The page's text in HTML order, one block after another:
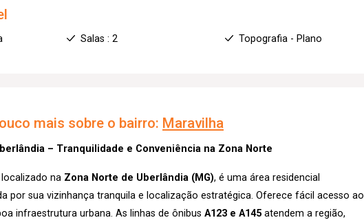
Salas : 2 Topografia - Plano
mais sobre o bairro: Maravilha
– Tranquilidade e Conveniência na Zona Norte
localizado na Zona Norte de Uberlândia (MG), é uma área residencial
por sua vizinhança tranquila e localização estratégica. Oferece fácil acesso ao
infraestrutura urbana. As linhas de ônibus A123 e A145 atendem a região,